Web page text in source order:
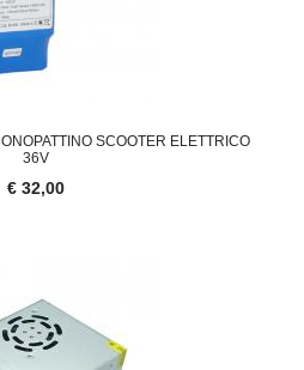
SCOOTER ELETTRICO
36V
€ 32,00